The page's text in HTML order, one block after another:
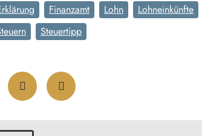
Finanzamt Lohn Lohneinkünfte
Steuertipp